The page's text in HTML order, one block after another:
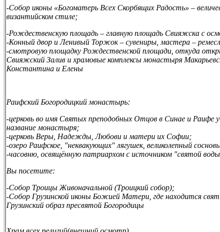
-Собор иконы «Богоматерь Всех Скорбящих Радость» –
византийском стиле;
-Рождественскую площадь – главную площадь Свияжска с
-Конный двор и Ленивый Торжок – сувениры, мастера –
-смотровую площадку Рождественской площади, откуда
Свияжский Залив и храмовые комплексы монастыря
Константина и Елены
Раифский Богородицкий монастырь:
-церковь во имя Святых преподобных Отцов в Синае и Раифе
название монастыря;
-церковь Веры, Надежды, Любови и матери их Софии;
-озеро Раифское, "неквакующих" лягушек, великолепный
-часовню, освящённую патриархом с источником "святой
Вы посетите:
-Собор Троицы Живоначальной (Троицкий собор);
-Собор Грузинской иконы Божией Матери, где находится
Грузинский образ пресвятой Богородицы